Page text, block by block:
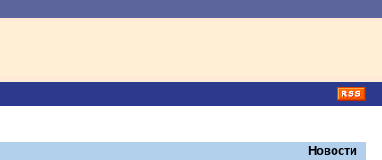
Новости